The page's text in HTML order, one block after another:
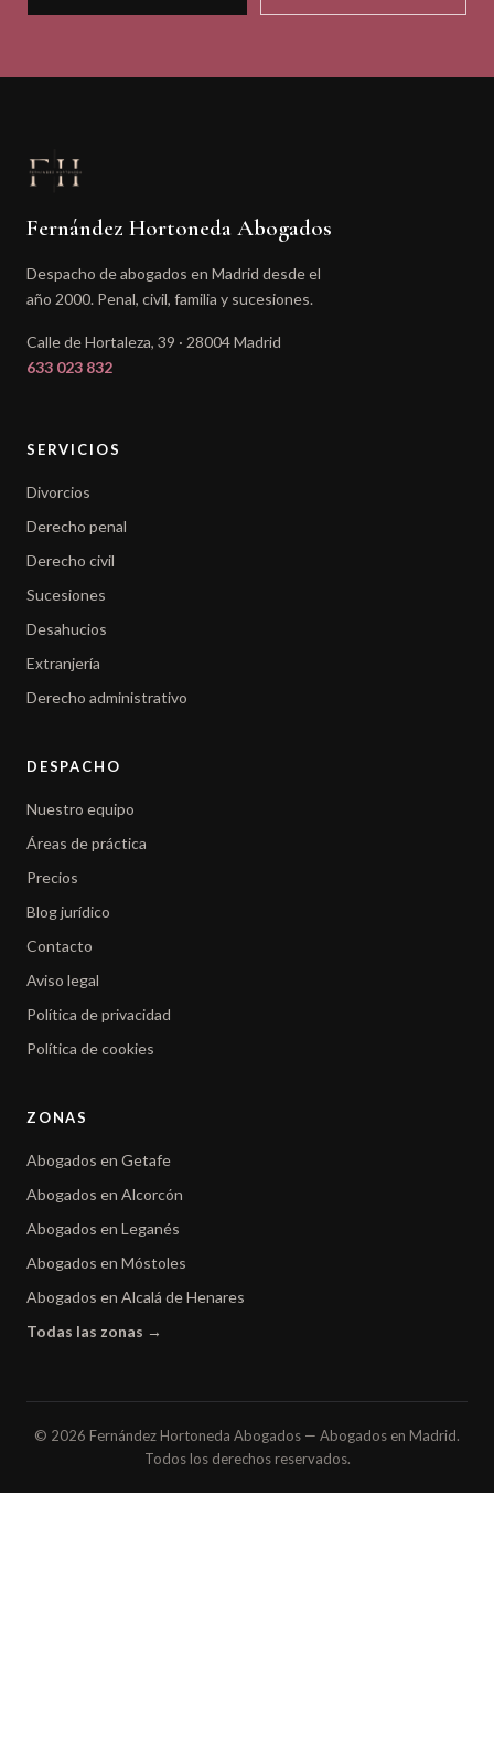
Fernández Hortoneda Abogados
Despacho de abogados en Madrid desde el
año 2000. Penal, civil, familia y sucesiones.
Calle de Hortaleza, 39 · 28004 Madrid
633 023 832
SERVICIOS
Divorcios
Derecho penal
Derecho civil
Sucesiones
Desahucios
Extranjería
Derecho administrativo
DESPACHO
Nuestro equipo
Áreas de práctica
Precios
Blog jurídico
Contacto
Aviso legal
Política de privacidad
Política de cookies
ZONAS
Abogados en Getafe
Abogados en Alcorcón
Abogados en Leganés
Abogados en Móstoles
Abogados en Alcalá de Henares
Todas las zonas →
© 2026 Fernández Hortoneda Abogados — Abogados en Madrid.
Todos los derechos reservados.